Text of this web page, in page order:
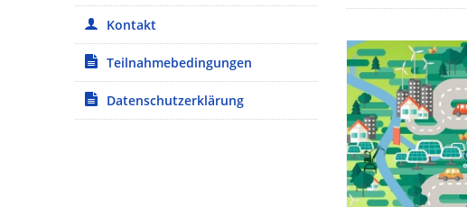
Kontakt
Teilnahmebedingungen
Datenschutzerklärung